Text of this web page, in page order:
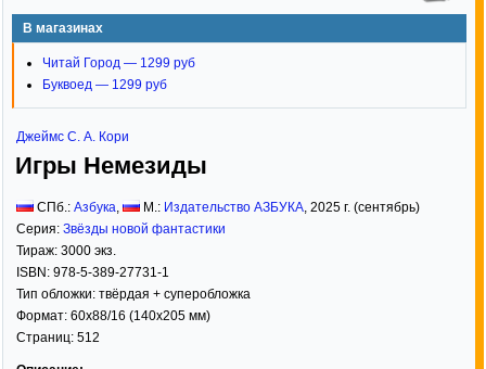
В магазинах
Читай Город — 1299 руб
Буквоед — 1299 руб
Джеймс С. А. Кори
Игры Немезиды
СПб.: Азбука, М.: Издательство АЗБУКА, 2025 г. (сентябрь)
Серия: Звёзды новой фантастики
Тираж: 3000 экз.
ISBN: 978-5-389-27731-1
Тип обложки: твёрдая + суперобложка
Формат: 60x88/16 (140x205 мм)
Страниц: 512